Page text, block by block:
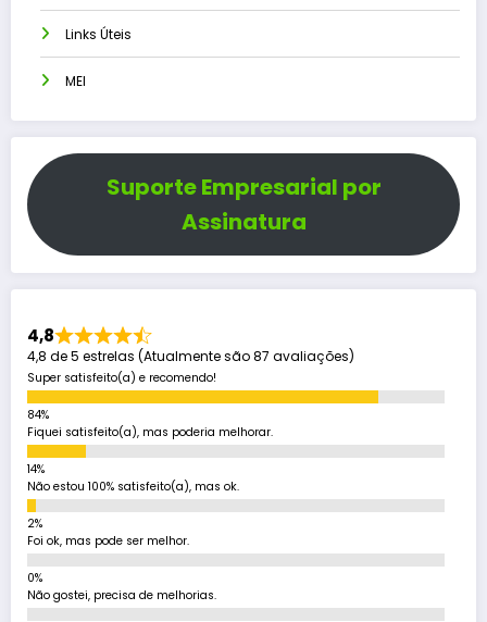
Links Úteis
MEI
Suporte Empresarial por
Assinatura
4,8
4,8 de 5 estrelas (Atualmente são 87 avaliações)
Super satisfeito(a) e recomendo!
Fiquei satisfeito(a), mas poderia melhorar.
Não estou 100% satisfeito(a), mas ok.
Foi ok, mas pode ser melhor.
Não gostei, precisa de melhorias.